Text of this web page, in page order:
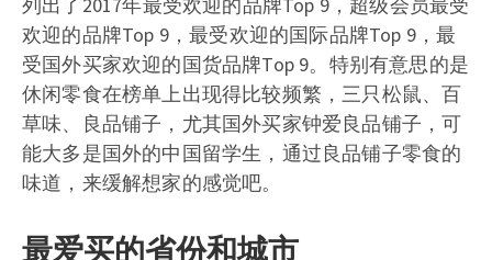
欢迎的品牌Top 9，最受欢迎的国际品牌Top 9，最
受国外买家欢迎的国货品牌Top 9。特别有意思的是
休闲零食在榜单上出现得比较频繁，三只松鼠、百
草味、良品铺子，尤其国外买家钟爱良品铺子，可
能大多是国外的中国留学生，通过良品铺子零食的
味道，来缓解想家的感觉吧。
最爱买的省份和城市